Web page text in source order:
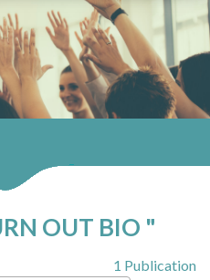
OUT BIO "
1 Publication